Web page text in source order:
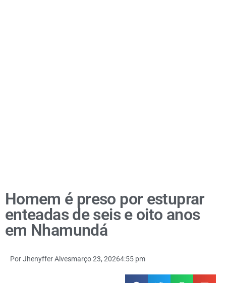
Homem é preso por estuprar
enteadas de seis e oito anos
em Nhamundá
PorJhenyffer Alvesmarço 23, 20264:55 pm